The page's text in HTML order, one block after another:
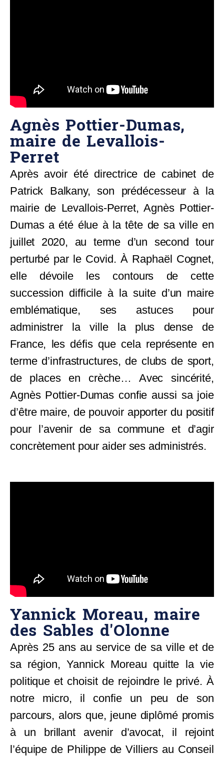
Agnès Pottier-Dumas,
maire de Levallois-
Perret
Après avoir été directrice de cabinet de
Patrick Balkany, son prédécesseur à la
mairie de Levallois-Perret, Agnès Pottier-
Dumas a été élue à la tête de sa ville en
juillet 2020, au terme d’un second tour
perturbé par le Covid. À Raphaël Cognet,
elle dévoile les contours de cette
succession difficile à la suite d’un maire
emblématique, ses astuces pour
administrer la ville la plus dense de
France, les défis que cela représente en
terme d’infrastructures, de clubs de sport,
de places en crèche… Avec sincérité,
Agnès Pottier-Dumas confie aussi sa joie
d’être maire, de pouvoir apporter du positif
pour l’avenir de sa commune et d’agir
concrètement pour aider ses administrés.
Yannick Moreau, maire
des Sables d'Olonne
Après 25 ans au service de sa ville et de
sa région, Yannick Moreau quitte la vie
politique et choisit de rejoindre le privé. À
notre micro, il confie un peu de son
parcours, alors que, jeune diplômé promis
à un brillant avenir d’avocat, il rejoint
l’équipe de Philippe de Villiers au Conseil